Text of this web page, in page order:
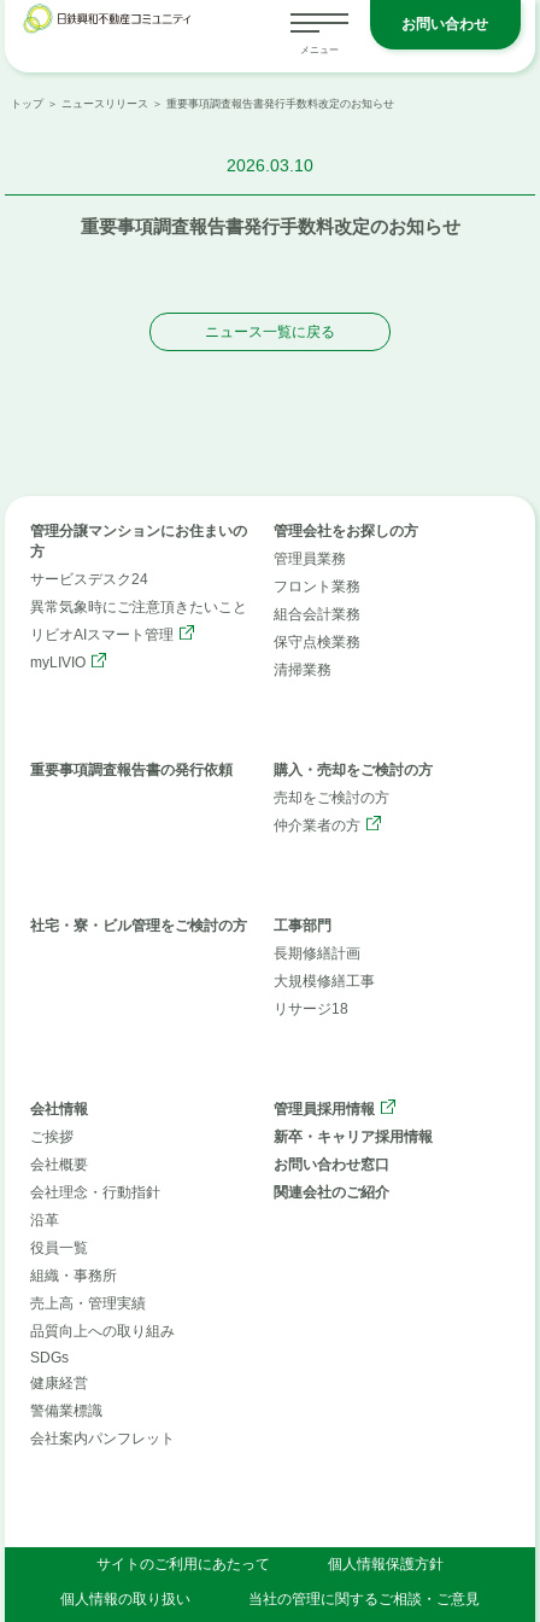
お問い合わせ
トップ＞ ニュースリリース ＞ 重要事項調査報告書発行手数料改定のお知らせ
2026.03.10
重要事項調査報告書発行手数料改定のお知らせ
ニュース一覧に戻る
管理分譲マンションにお住まいの
方
サービスデスク24
異常気象時にご注意頂きたいこと
リビオAIスマート管理
myLIVIO
管理会社をお探しの方
管理員業務
フロント業務
組合会計業務
保守点検業務
清掃業務
重要事項調査報告書の発行依頼
購入・売却をご検討の方
売却をご検討の方
仲介業者の方
社宅・寮・ビル管理をご検討の方
工事部門
長期修繕計画
大規模修繕工事
リサージ18
会社情報
ご挨拶
会社概要
会社理念・行動指針
沿革
役員一覧
組織・事務所
売上高・管理実績
品質向上への取り組み
SDGs
健康経営
警備業標識
会社案内パンフレット
管理員採用情報
新卒・キャリア採用情報
お問い合わせ窓口
関連会社のご紹介
サイトのご利用にあたって 個人情報保護方針
個人情報の取り扱い 当社の管理に関するご相談・ご意見